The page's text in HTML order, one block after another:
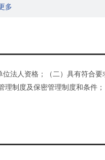
多
法人资格；（二）具有符合
制度及保密管理制度和条件